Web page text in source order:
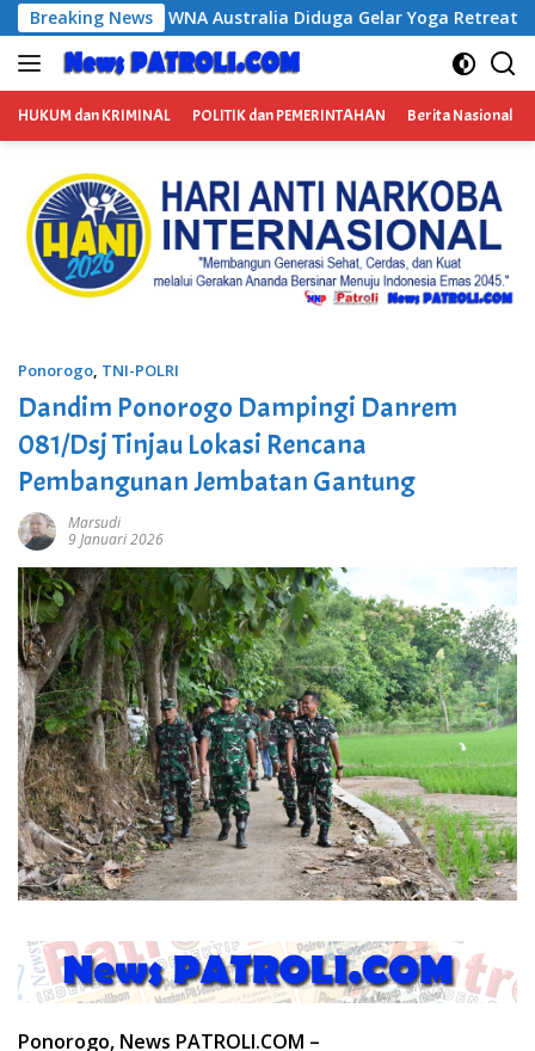
Langsung
ke
konten
Breaking News
Gelar Yoga Retreat dan Menjadi Instruktur Meditasi
HUKUM dan KRIMINAL POLITIK dan PEMERINTAHAN Berita Nasional
Ponorogo, TNI-POLRI
Dandim Ponorogo Dampingi Danrem
081/Dsj Tinjau Lokasi Rencana
Pembangunan Jembatan Gantung
Marsudi
9 Januari 2026
Ponorogo, News PATROLI.COM –